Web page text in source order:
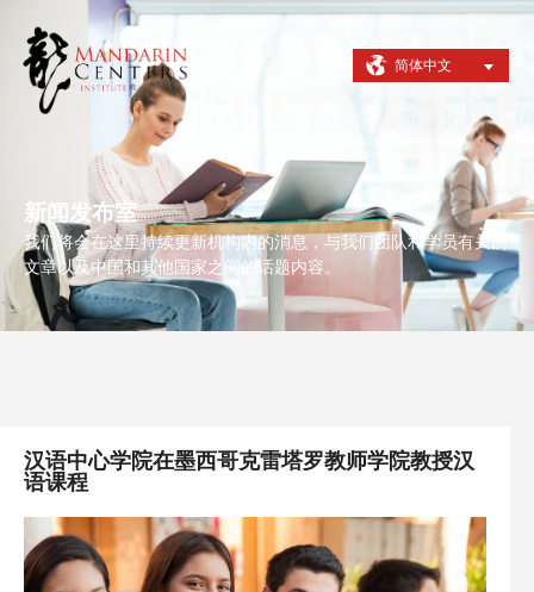
简体中文
新闻发布室
我们将会在这里持续更新机构内的消息，与我们团队和学员有关的
文章以及中国和其他国家之间的话题内容。
汉语中心学院在墨西哥克雷塔罗教师学院教授汉
语课程